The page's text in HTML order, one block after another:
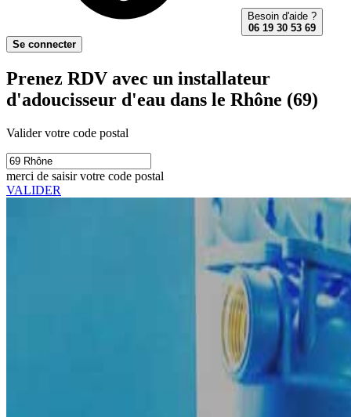
Besoin d'aide ?
06 19 30 53 69
Se connecter
Prenez RDV avec un installateur
d'adoucisseur d'eau dans le Rhône (69)
Valider votre code postal
merci de saisir votre code postal
VALIDER